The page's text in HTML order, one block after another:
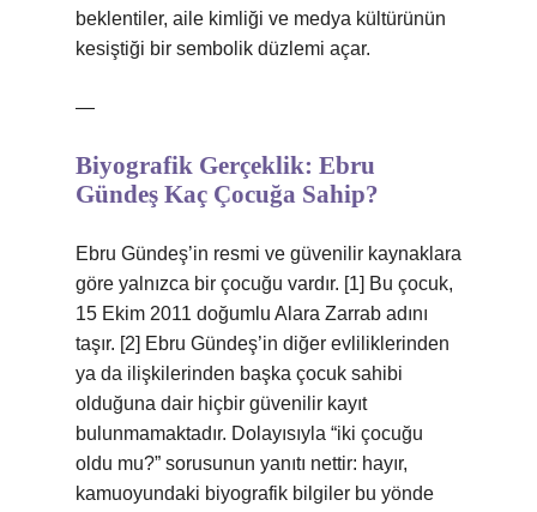
beklentiler, aile kimliği ve medya kültürünün
kesiştiği bir sembolik düzlemi açar.
—
Biyografik Gerçeklik: Ebru
Gündeş Kaç Çocuğa Sahip?
Ebru Gündeş’in resmi ve güvenilir kaynaklara
göre yalnızca bir çocuğu vardır. [1] Bu çocuk,
15 Ekim 2011 doğumlu Alara Zarrab adını
taşır. [2] Ebru Gündeş’in diğer evliliklerinden
ya da ilişkilerinden başka çocuk sahibi
olduğuna dair hiçbir güvenilir kayıt
bulunmamaktadır. Dolayısıyla “iki çocuğu
oldu mu?” sorusunun yanıtı nettir: hayır,
kamuoyundaki biyografik bilgiler bu yönde